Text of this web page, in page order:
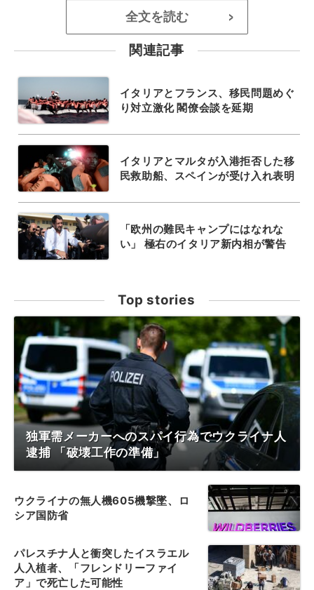
全文を読む >
関連記事
イタリアとフランス、移民問題めぐ
り対立激化 閣僚会談を延期
イタリアとマルタが入港拒否した移
民救助船、スペインが受け入れ表明
「欧州の難民キャンプにはなれな
い」 極右のイタリア新内相が警告
Top stories
独軍需メーカーへのスパイ行為でウクライナ人
逮捕 「破壊工作の準備」
ウクライナの無人機605機撃墜、ロ
シア国防省
パレスチナ人と衝突したイスラエル
人入植者、「フレンドリーファイ
ア」で死亡した可能性